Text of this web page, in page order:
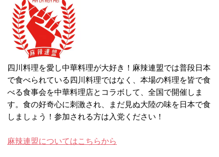
四川料理を愛し中華料理が大好き！麻辣連盟では普段日本
で食べられている四川料理ではなく、本場の料理を皆で食
べる食事会を中華料理店とコラボして、全国で開催しま
す。食の好奇心に刺激され、まだ見ぬ大陸の味を日本で食
しましょう！参加される方は入党ください！
麻辣連盟についてはこちらから